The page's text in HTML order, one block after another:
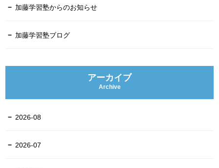
加藤学習塾からのお知らせ
加藤学習塾ブログ
アーカイブ
Archive
2026-08
2026-07